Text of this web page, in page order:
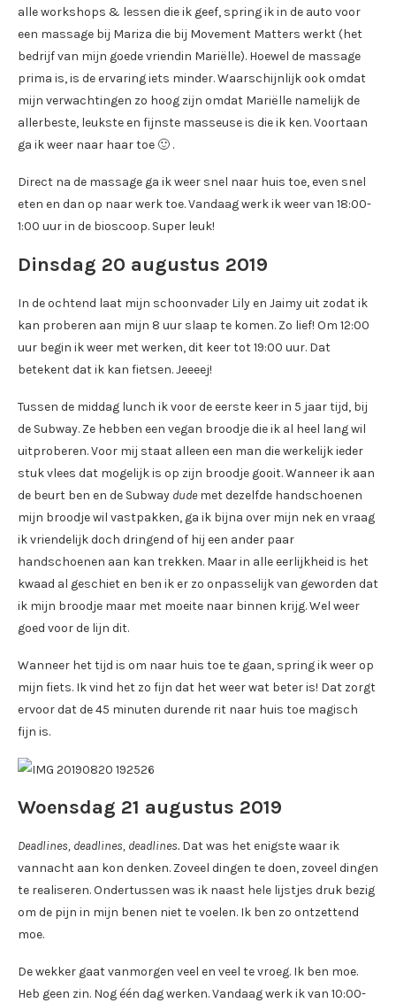
alle workshops & lessen die ik geef, spring ik in de auto voor
een massage bij Mariza die bij Movement Matters werkt (het
bedrijf van mijn goede vriendin Mariëlle). Hoewel de massage
prima is, is de ervaring iets minder. Waarschijnlijk ook omdat
mijn verwachtingen zo hoog zijn omdat Mariëlle namelijk de
allerbeste, leukste en fijnste masseuse is die ik ken. Voortaan
ga ik weer naar haar toe 🙂 .
Direct na de massage ga ik weer snel naar huis toe, even snel
eten en dan op naar werk toe. Vandaag werk ik weer van 18:00-
1:00 uur in de bioscoop. Super leuk!
Dinsdag 20 augustus 2019
In de ochtend laat mijn schoonvader Lily en Jaimy uit zodat ik
kan proberen aan mijn 8 uur slaap te komen. Zo lief! Om 12:00
uur begin ik weer met werken, dit keer tot 19:00 uur. Dat
betekent dat ik kan fietsen. Jeeeej!
Tussen de middag lunch ik voor de eerste keer in 5 jaar tijd, bij
de Subway. Ze hebben een vegan broodje die ik al heel lang wil
uitproberen. Voor mij staat alleen een man die werkelijk ieder
stuk vlees dat mogelijk is op zijn broodje gooit. Wanneer ik aan
de beurt ben en de Subway dudemet dezelfde handschoenen
mijn broodje wil vastpakken, ga ik bijna over mijn nek en vraag
ik vriendelijk doch dringend of hij een ander paar
handschoenen aan kan trekken. Maar in alle eerlijkheid is het
kwaad al geschiet en ben ik er zo onpasselijk van geworden dat
ik mijn broodje maar met moeite naar binnen krijg. Wel weer
goed voor de lijn dit.
Wanneer het tijd is om naar huis toe te gaan, spring ik weer op
mijn fiets. Ik vind het zo fijn dat het weer wat beter is! Dat zorgt
ervoor dat de 45 minuten durende rit naar huis toe magisch
fijn is.
Woensdag 21 augustus 2019
Deadlines, deadlines, deadlines. Dat was het enigste waar ik
vannacht aan kon denken. Zoveel dingen te doen, zoveel dingen
te realiseren. Ondertussen was ik naast hele lijstjes druk bezig
om de pijn in mijn benen niet te voelen. Ik ben zo ontzettend
moe.
De wekker gaat vanmorgen veel en veel te vroeg. Ik ben moe.
Heb geen zin. Nog één dag werken. Vandaag werk ik van 10:00-